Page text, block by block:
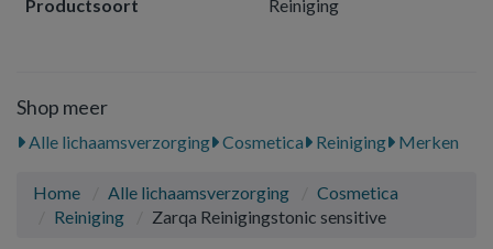
Productsoort
Reiniging
Shop meer
Alle lichaamsverzorging Cosmetica Reiniging Merken
Home Alle lichaamsverzorging
Cosmetica
Reiniging
Zarqa Reinigingstonic sensitive